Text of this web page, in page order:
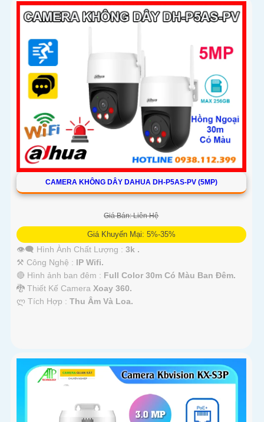
CAMERA KHÔNG DÂY DAHUA DH-P5AS-PV (5MP)
Giá Bán: Liên Hệ
Giá Khuyến Mại: 5%-35%
👁️‍🗨 Hình Ành Chất Lượng : 3k .
⚒ Công Nghệ : IP Wifi.
🔴 Hình ảnh ban đêm : Full Color 30m Có Màu Ban Ðêm.
🐉️ Thiết Kế Camera Xoay 360.
️ლ Tích Hợp : Thu Âm Và Loa.